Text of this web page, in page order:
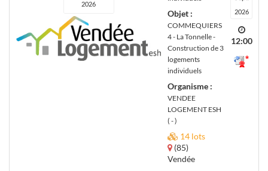
2026
Objet :
COMMEQUIERS
4 - La Tonnelle -
Construction de 3
logements
individuels
Organisme :
VENDEE
LOGEMENT ESH
( - )
14 lots
(85)
Vendée
2026
12:00